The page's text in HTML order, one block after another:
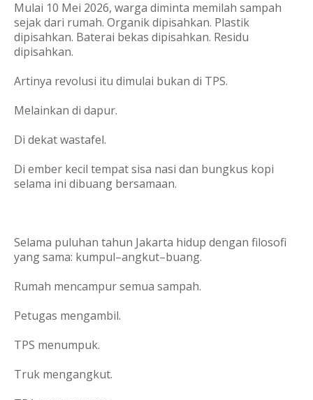
Mulai 10 Mei 2026, warga diminta memilah sampah
sejak dari rumah. Organik dipisahkan. Plastik
dipisahkan. Baterai bekas dipisahkan. Residu
dipisahkan.
Artinya revolusi itu dimulai bukan di TPS.
Melainkan di dapur.
Di dekat wastafel.
Di ember kecil tempat sisa nasi dan bungkus kopi
selama ini dibuang bersamaan.
Selama puluhan tahun Jakarta hidup dengan filosofi
yang sama: kumpul–angkut–buang.
Rumah mencampur semua sampah.
Petugas mengambil.
TPS menumpuk.
Truk mengangkut.